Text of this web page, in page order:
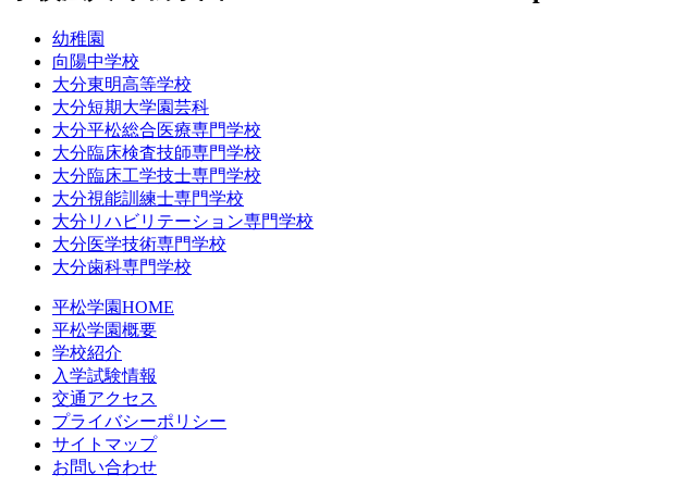
幼稚園
向陽中学校
大分東明高等学校
大分短期大学園芸科
大分平松総合医療専門学校
大分臨床検査技師専門学校
大分臨床工学技士専門学校
大分視能訓練士専門学校
大分リハビリテーション専門学校
大分医学技術専門学校
大分歯科専門学校
平松学園HOME
平松学園概要
学校紹介
入学試験情報
交通アクセス
プライバシーポリシー
サイトマップ
お問い合わせ